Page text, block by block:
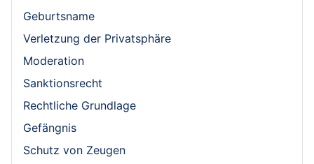
Geburtsname
Verletzung der Privatsphäre
Moderation
Sanktionsrecht
Rechtliche Grundlage
Gefängnis
Schutz von Zeugen